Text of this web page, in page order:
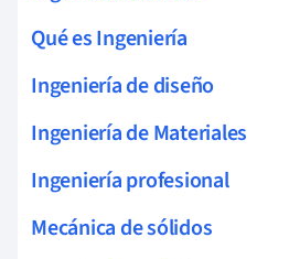
Qué es Ingeniería
Ingeniería de diseño
Ingeniería de Materiales
Ingeniería profesional
Mecánica de sólidos